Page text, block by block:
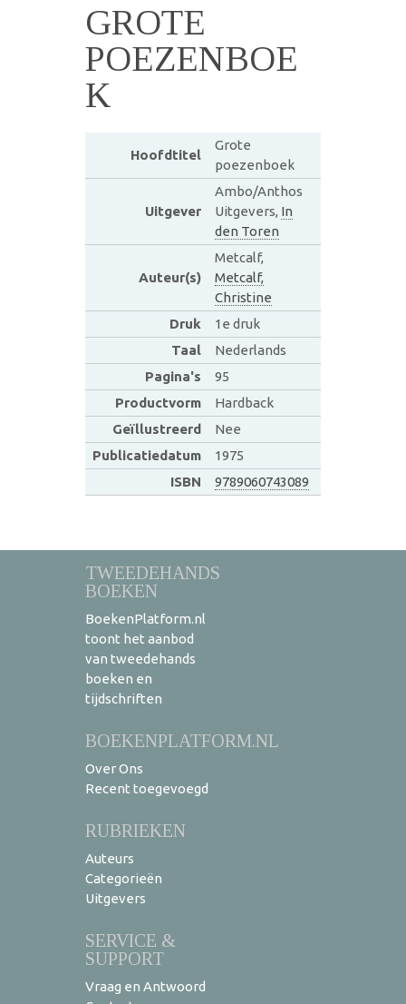
GROTE
POEZENBOE
K
Hoofdtitel
Grote
poezenboek
Uitgever
Ambo/Anthos
Uitgevers, In
den Toren
Auteur(s)
Metcalf,
Metcalf,
Christine
Druk
1e druk
Taal
Nederlands
Pagina's
95
Productvorm
Hardback
Geïllustreerd
Nee
Publicatiedatum
1975
ISBN
9789060743089
TWEEDEHANDS
BOEKEN
BoekenPlatform.nl
toont het aanbod
van tweedehands
boeken en
tijdschriften
BOEKENPLATFORM.NL
Over Ons
Recent toegevoegd
RUBRIEKEN
Auteurs
Categorieën
Uitgevers
SERVICE &
SUPPORT
Vraag en Antwoord